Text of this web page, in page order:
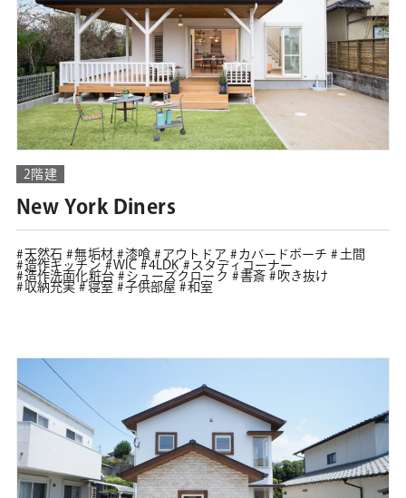
2階建
New York Diners
天然石 無垢材 漆喰 アウトドア カバードポーチ
土間
造作キッチン
WIC 4LDK
スタディコーナー
造作洗面化粧台
シューズクローク 書斎
吹き抜け
収納充実
寝室 子供部屋 和室